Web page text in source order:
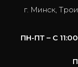
г. Минск,
ПН-ПТ – С